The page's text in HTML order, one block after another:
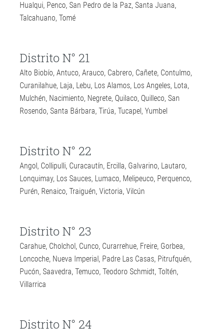
Hualqui, Penco, San Pedro de la Paz, Santa Juana,
Talcahuano, Tomé
Distrito N° 21
Alto Biobío, Antuco, Arauco, Cabrero, Cañete, Contulmo,
Curanilahue, Laja, Lebu, Los Alamos, Los Angeles, Lota,
Mulchén, Nacimiento, Negrete, Quilaco, Quilleco, San
Rosendo, Santa Bárbara, Tirúa, Tucapel, Yumbel
Distrito N° 22
Angol, Collipulli, Curacautín, Ercilla, Galvarino, Lautaro,
Lonquimay, Los Sauces, Lumaco, Melipeuco, Perquenco,
Purén, Renaico, Traiguén, Victoria, Vilcún
Distrito N° 23
Carahue, Cholchol, Cunco, Curarrehue, Freire, Gorbea,
Loncoche, Nueva Imperial, Padre Las Casas, Pitrufquén,
Pucón, Saavedra, Temuco, Teodoro Schmidt, Toltén,
Villarrica
Distrito N° 24